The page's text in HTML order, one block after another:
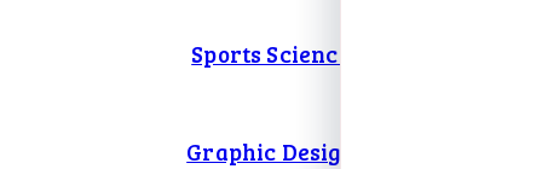
Sports Science
Graphic Design